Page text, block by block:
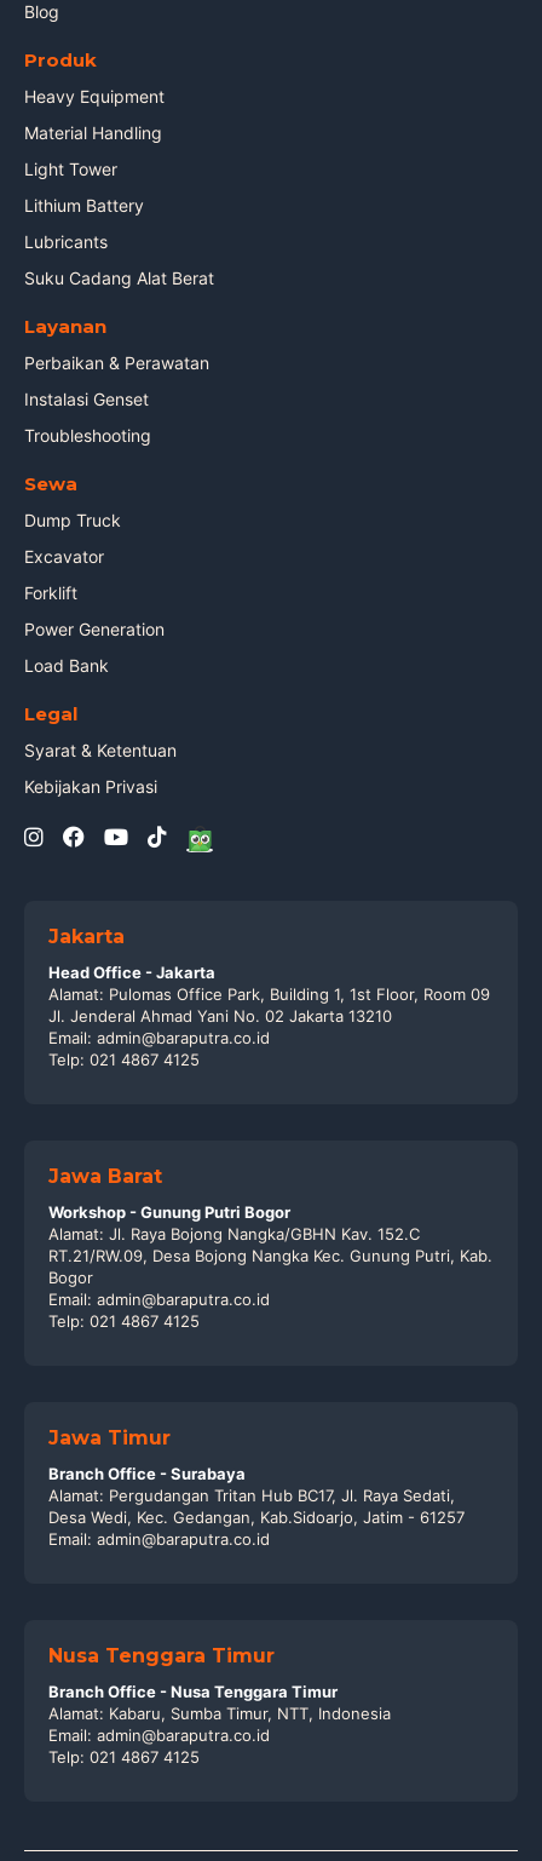
Blog
Produk
Heavy Equipment
Material Handling
Light Tower
Lithium Battery
Lubricants
Suku Cadang Alat Berat
Layanan
Perbaikan & Perawatan
Instalasi Genset
Troubleshooting
Sewa
Dump Truck
Excavator
Forklift
Power Generation
Load Bank
Legal
Syarat & Ketentuan
Kebijakan Privasi
Jakarta
Head Office - Jakarta
Alamat: Pulomas Office Park, Building 1, 1st Floor, Room 09
Jl. Jenderal Ahmad Yani No. 02 Jakarta 13210
Email: admin@baraputra.co.id
Telp: 021 4867 4125
Jawa Barat
Workshop - Gunung Putri Bogor
Alamat: Jl. Raya Bojong Nangka/GBHN Kav. 152.C
RT.21/RW.09, Desa Bojong Nangka Kec. Gunung Putri, Kab.
Bogor
Email: admin@baraputra.co.id
Telp: 021 4867 4125
Jawa Timur
Branch Office - Surabaya
Alamat: Pergudangan Tritan Hub BC17, Jl. Raya Sedati,
Desa Wedi, Kec. Gedangan, Kab.Sidoarjo, Jatim - 61257
Email: admin@baraputra.co.id
Nusa Tenggara Timur
Branch Office - Nusa Tenggara Timur
Alamat: Kabaru, Sumba Timur, NTT, Indonesia
Email: admin@baraputra.co.id
Telp: 021 4867 4125